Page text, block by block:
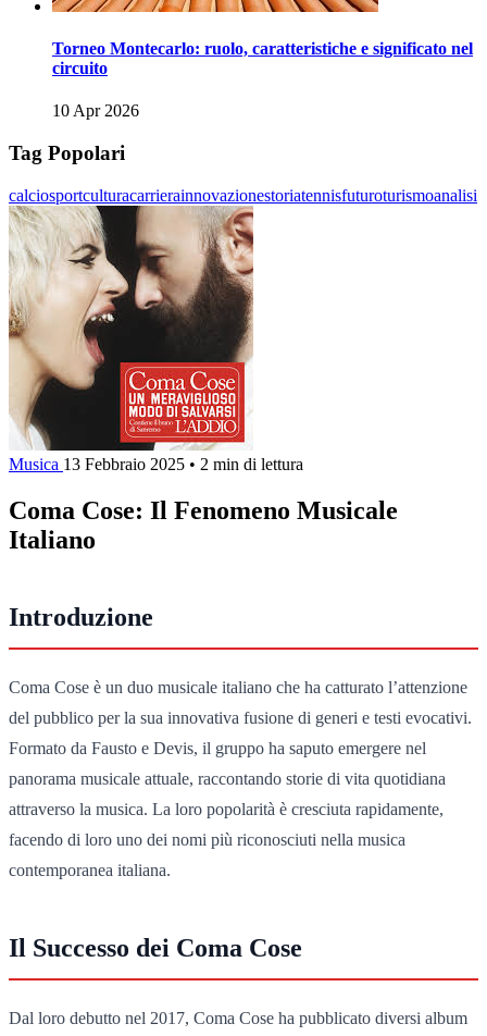
Torneo Montecarlo: ruolo, caratteristiche e significato nel
circuito
10 Apr 2026
Tag Popolari
calciosportculturacarrierainnovazionestoriatennisfuturoturismoanalisi
Musica 13 Febbraio 2025 • 2 min di lettura
Coma Cose: Il Fenomeno Musicale
Italiano
Introduzione
Coma Cose è un duo musicale italiano che ha catturato l’attenzione
del pubblico per la sua innovativa fusione di generi e testi evocativi.
Formato da Fausto e Devis, il gruppo ha saputo emergere nel
panorama musicale attuale, raccontando storie di vita quotidiana
attraverso la musica. La loro popolarità è cresciuta rapidamente,
facendo di loro uno dei nomi più riconosciuti nella musica
contemporanea italiana.
Il Successo dei Coma Cose
Dal loro debutto nel 2017, Coma Cose ha pubblicato diversi album